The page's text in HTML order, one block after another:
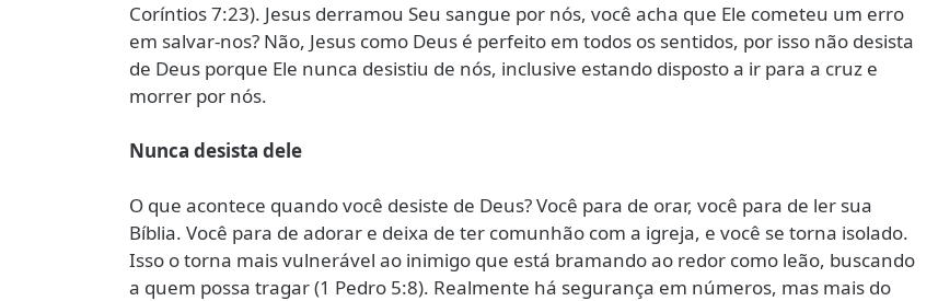
Coríntios 7:23). Jesus derramou Seu sangue por nós, você acha que Ele cometeu um erro
em salvar-nos? Não, Jesus como Deus é perfeito em todos os sentidos, por isso não desista
de Deus porque Ele nunca desistiu de nós, inclusive estando disposto a ir para a cruz e
morrer por nós.
Nunca desista dele
O que acontece quando você desiste de Deus? Você para de orar, você para de ler sua
Bíblia. Você para de adorar e deixa de ter comunhão com a igreja, e você se torna isolado.
Isso o torna mais vulnerável ao inimigo que está bramando ao redor como leão, buscando
a quem possa tragar (1 Pedro 5:8). Realmente há segurança em números, mas mais do